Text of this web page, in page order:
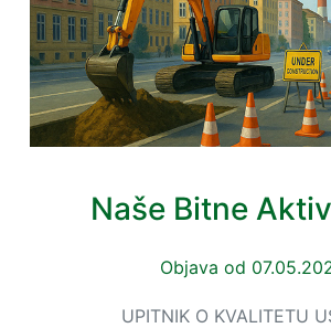
Naše Bitne
Objava od
UPITNIK O KVALITETU